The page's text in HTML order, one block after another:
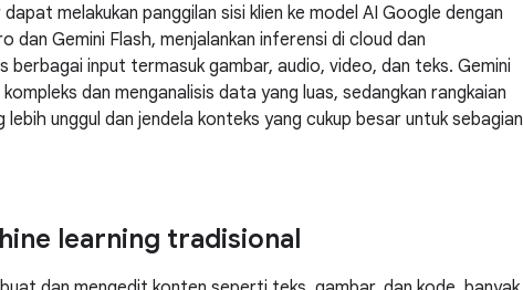
melakukan panggilan sisi klien ke model AI Google dengan
dan Gemini Flash, menjalankan inferensi di cloud dan
berbagai input termasuk gambar, audio, video, dan teks. Gemini
dan menganalisis data yang luas, sedangkan rangkaian
unggul dan jendela konteks yang cukup besar untuk sebagian
learning tradisional